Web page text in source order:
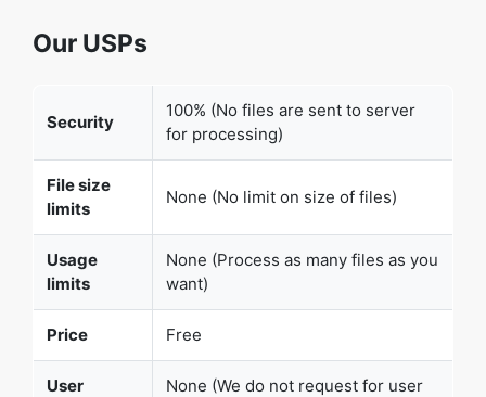
limits
None (No limit on size of files)
Usage
limits
None (Process as many files as you
want)
Price Free
User
Information
Captured
None (We do not request for user
information such as email / phone
number)
None (We provide complete ad free